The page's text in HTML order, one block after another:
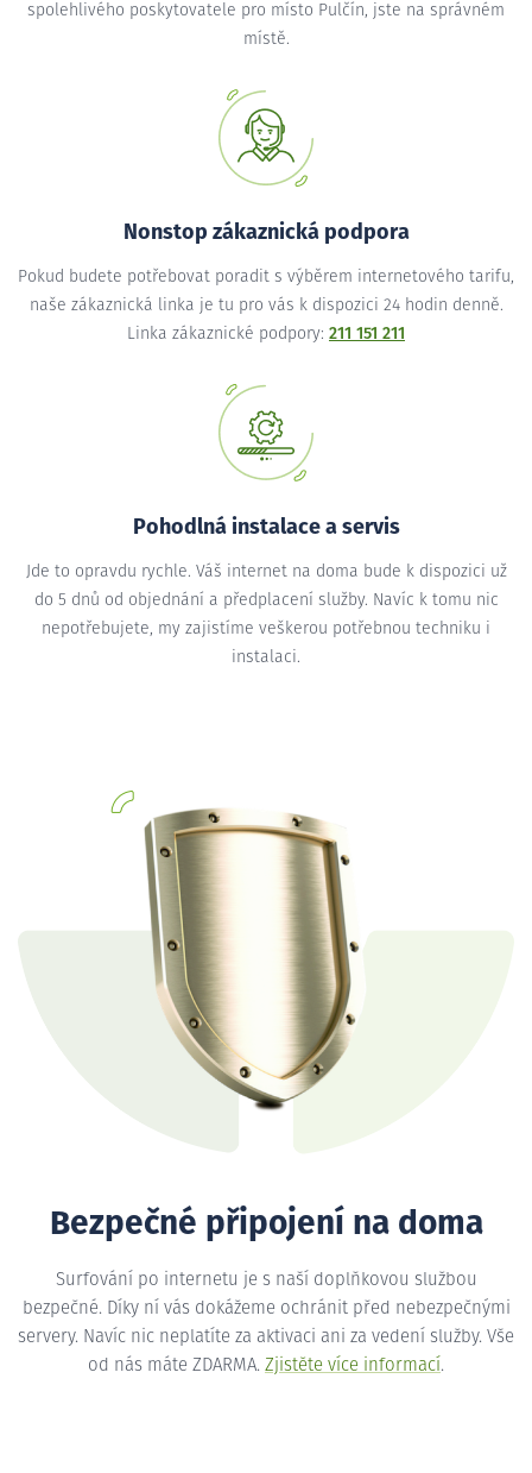
spolehlivého poskytovatele pro místo Pulčín, jste na správném
místě.
Nonstop zákaznická podpora
Pokud budete potřebovat poradit s výběrem internetového tarifu,
naše zákaznická linka je tu pro vás k dispozici 24 hodin denně.
Linka zákaznické podpory: 211 151 211
Pohodlná instalace a servis
Jde to opravdu rychle. Váš internet na doma bude k dispozici už
do 5 dnů od objednání a předplacení služby. Navíc k tomu nic
nepotřebujete, my zajistíme veškerou potřebnou techniku i
instalaci.
Bezpečné připojení na doma
Surfování po internetu je s naší doplňkovou službou
bezpečné. Díky ní vás dokážeme ochránit před nebezpečnými
servery. Navíc nic neplatíte za aktivaci ani za vedení služby. Vše
od nás máte ZDARMA. Zjistěte více informací.